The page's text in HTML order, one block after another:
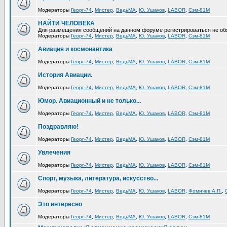
Модераторы Георг-74 Мистер ВедьМА Ю. Ушаков LABOR Сэм-81М
НАЙТИ ЧЕЛОВЕКА
Для размещения сообщений на данном форуме регистрироваться не
Модераторы Георг-74 Мистер ВедьМА Ю. Ушаков LABOR Сэм-81М
Авиация и космонавтика
Модераторы Георг-74 Мистер ВедьМА Ю. Ушаков LABOR Сэм-81М
История Авиации.
Модераторы Георг-74 Мистер ВедьМА Ю. Ушаков LABOR Сэм-81М
Юмор. Авиационный и не только...
Модераторы Георг-74 Мистер ВедьМА Ю. Ушаков LABOR Сэм-81М
Поздравляю!
Модераторы Георг-74 Мистер ВедьМА Ю. Ушаков LABOR Сэм-81М
Увлечения
Модераторы Георг-74 Мистер ВедьМА Ю. Ушаков LABOR Сэм-81М
Спорт, музыка, литература, искусство...
Модераторы Георг-74 Мистер ВедьМА Ю. Ушаков LABOR Фомичев А.П.
Это интересно
Модераторы Георг-74 Мистер ВедьМА Ю. Ушаков LABOR Сэм-81М